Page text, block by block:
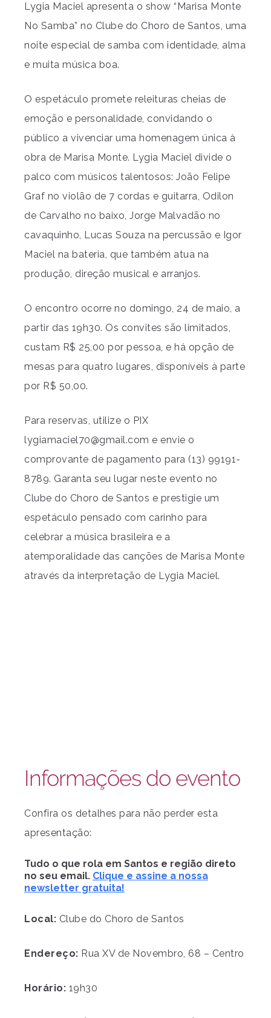
Lygia Maciel apresenta o show “Marisa Monte
No Samba” no Clube do Choro de Santos, uma
noite especial de samba com identidade, alma
e muita música boa.
O espetáculo promete releituras cheias de
emoção e personalidade, convidando o
público a vivenciar uma homenagem única à
obra de Marisa Monte. Lygia Maciel divide o
palco com músicos talentosos: João Felipe
Graf no violão de 7 cordas e guitarra, Odilon
de Carvalho no baixo, Jorge Malvadão no
cavaquinho, Lucas Souza na percussão e Igor
Maciel na bateria, que também atua na
produção, direção musical e arranjos.
O encontro ocorre no domingo, 24 de maio, a
partir das 19h30. Os convites são limitados,
custam R$ 25,00 por pessoa, e há opção de
mesas para quatro lugares, disponíveis à parte
por R$ 50,00.
Para reservas, utilize o PIX
lygiamaciel70@gmail.com e envie o
comprovante de pagamento para (13) 99191-
8789. Garanta seu lugar neste evento no
Clube do Choro de Santos e prestigie um
espetáculo pensado com carinho para
celebrar a música brasileira e a
atemporalidade das canções de Marisa Monte
através da interpretação de Lygia Maciel.
Informações do evento
Confira os detalhes para não perder esta
apresentação:
Tudo o que rola em Santos e região direto
no seu email. Clique e assine a nossa
newsletter gratuita!
Local: Clube do Choro de Santos
Endereço: Rua XV de Novembro, 68 – Centro
Horário: 19h30